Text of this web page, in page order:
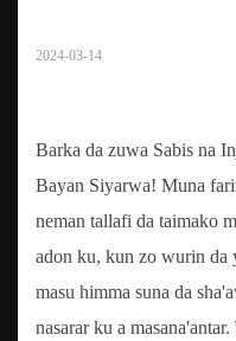
2024-03-14
Barka da zuwa Sabis na
Bayan Siyarwa! Muna
neman tallafi da taimako
adon ku, kun zo wurin da
masu himma suna da
nasarar ku a